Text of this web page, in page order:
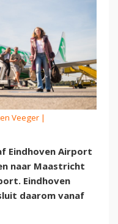
Veeger |
Eindhoven Airport
naar Maastricht
Eindhoven
daarom vanaf